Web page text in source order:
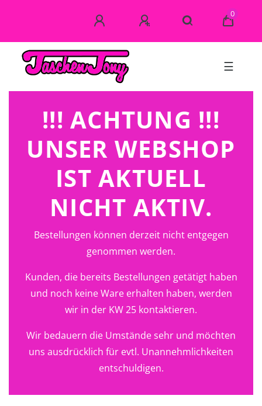
0
☰
!!! ACHTUNG !!!
UNSER WEBSHOP
IST AKTUELL
NICHT AKTIV.
Bestellungen können derzeit nicht entgegen
genommen werden.
Kunden, die bereits Bestellungen getätigt haben
und noch keine Ware erhalten haben, werden
wir in der KW 25 kontaktieren.
Wir bedauern die Umstände sehr und möchten
uns ausdrücklich für evtl. Unannehmlichkeiten
entschuldigen.